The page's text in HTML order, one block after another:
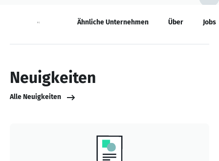
Neuigkeiten Ähnliche Unternehmen Über Jobs
Neuigkeiten
Alle Neuigkeiten